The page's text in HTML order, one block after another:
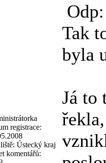
registrace:
Ústecký kraj
komentářů:
Tak
byla
Já to